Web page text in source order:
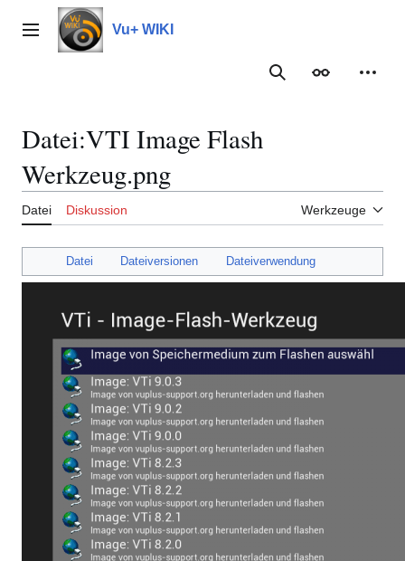
Inhalt
springenHauptmenü Vu+ WIKI
Suche
Datei:VTI Image Flash
Werkzeug.png
Datei Diskussion Werkzeuge
Datei Dateiversionen Dateiverwendung